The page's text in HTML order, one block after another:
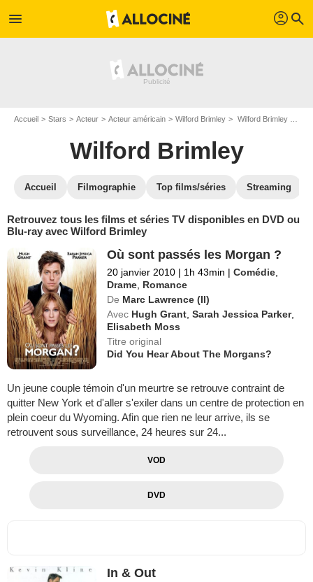
menu profil search
Accueil Stars Acteur Acteur américain Wilford Brimley Wilford Brimley : ses Blu-Ray, DVD, VOD, SVOD
Wilford Brimley
Accueil Filmographie Top films/séries Streaming
Retrouvez tous les films et séries TV disponibles en DVD ou
Blu-ray avec Wilford Brimley
Où sont passés les Morgan ?
20 janvier 2010 | 1h 43min | Comédie
Drame Romance
De Marc Lawrence (II)
Avec Hugh Grant ,Sarah Jessica Parker,
Elisabeth Moss
Titre original
Did You Hear About The Morgans?
Un jeune couple témoin d'un meurtre se retrouve contraint de
quitter New York et d'aller s'exiler dans un centre de protection en
plein coeur du Wyoming. Afin que rien ne leur arrive, ils se
retrouvent sous surveillance, 24 heures sur 24...
VOD
DVD
In & Out